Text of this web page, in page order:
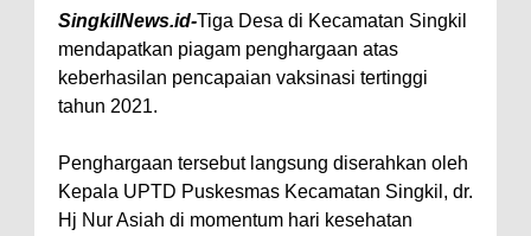
SingkilNews.id-Tiga Desa di Kecamatan Singkil
mendapatkan piagam penghargaan atas
keberhasilan pencapaian vaksinasi tertinggi
tahun 2021.
Penghargaan tersebut langsung diserahkan oleh
Kepala UPTD Puskesmas Kecamatan Singkil, dr.
Hj Nur Asiah di momentum hari kesehatan